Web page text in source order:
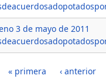
3 de mayo de 2011
« primera ‹ anterior